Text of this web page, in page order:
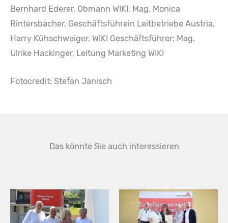
Bernhard Ederer, Obmann WIKI, Mag. Monica
Rintersbacher, Geschäftsführein Leitbetriebe Austria,
Harry Kühschweiger, WIKI Geschäftsführer; Mag.
Ulrike Hackinger, Leitung Marketing WIKI
Fotocredit: Stefan Janisch
Das könnte Sie auch interessieren